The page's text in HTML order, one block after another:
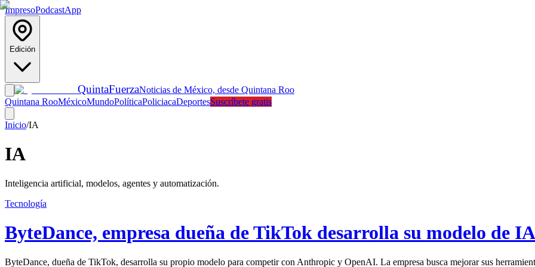
ImpresoPodcastApp
Edición
QuintaFuerzaNoticias de México, desde Quintana Roo
Quintana RooMéxicoMundoPolíticaPoliciacaDeportesSuscríbete gratis
Inicio/IA
IA
Inteligencia artificial, modelos, agentes y automatización.
Tecnología
ByteDance, empresa dueña de TikTok desarrolla su modelo de IA
ByteDance, dueña de TikTok, desarrolla su propio modelo para competir con Anthropic y OpenAI. La empresa busca mejorar sus